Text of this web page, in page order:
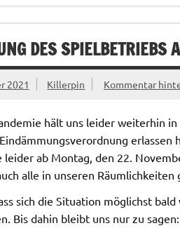
DES SPIELBETRIEBS
2021 Killerpin Kommentar
hält uns leider weiterhin
leider ab Montag, den 22.
alle in unseren
sich die Situation möglichst
Bis dahin bleibt uns nur zu